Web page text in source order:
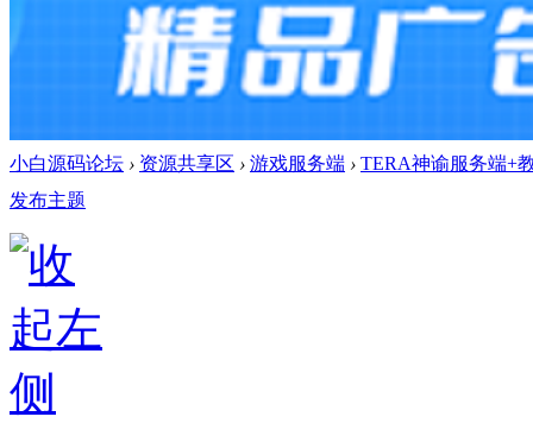
小白源码论坛 › 资源共享区 › 游戏服务端 › TERA神谕服务端+
发布主题